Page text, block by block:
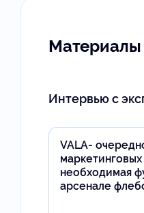
Материалы
Интервью с
VALA-
необходимая
арсенале